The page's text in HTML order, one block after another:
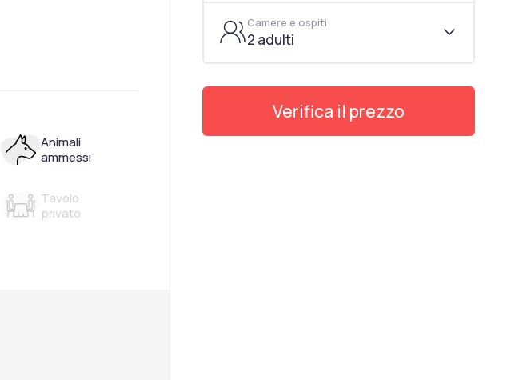
Camere e ospiti
2 adulti
Verifica il prezzo
Animali
ammessi
Tavolo
privato